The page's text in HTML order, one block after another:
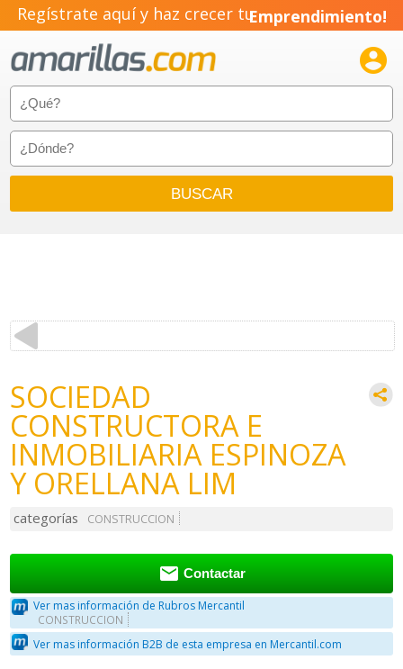
Regístrate aquí y haz crecer tuEmprendimiento!

SOCIEDAD
CONSTRUCTORA E
INMOBILIARIA ESPINOZA
Y ORELLANA LIM
categorías CONSTRUCCION
 Contactar
Ver mas información de Rubros Mercantil
CONSTRUCCION
Ver mas información B2B de esta empresa en Mercantil.com